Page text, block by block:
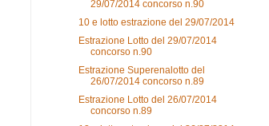
29/07/2014 concorso n.90
10 e lotto estrazione del 29/07/2014
Estrazione Lotto del 29/07/2014
concorso n.90
Estrazione Superenalotto del
26/07/2014 concorso n.89
Estrazione Lotto del 26/07/2014
concorso n.89